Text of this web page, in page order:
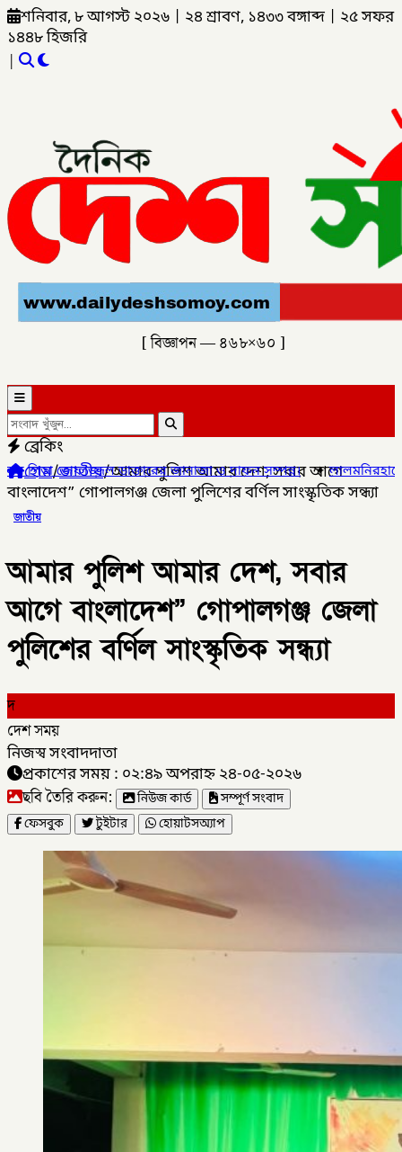
শনিবার, ৮ আগস্ট ২০২৬ ২৪ শ্রাবণ, ১৪৩৩ বঙ্গাব্দ
২৫ সফর
১৪৪৮ হিজরি
|
[ বিজ্ঞাপন — ৪৬৮×৬০ ]
ব্রেকিং
জানাজা ও দাফন সম্পন্ন।✦লালমনিরহাটের ৫ উপজেলার
হোম/জাতীয়/আমার পুলিশ আমার দেশ, সবার আগে
বাংলাদেশ” গোপালগঞ্জ জেলা পুলিশের বর্ণিল সাংস্কৃতিক সন্ধ্যা
জাতীয়
আমার পুলিশ আমার দেশ, সবার
আগে বাংলাদেশ” গোপালগঞ্জ জেলা
পুলিশের বর্ণিল সাংস্কৃতিক সন্ধ্যা
দ
দেশ সময়
নিজস্ব সংবাদদাতা
প্রকাশের সময় : ০২:৪৯ অপরাহ্ন ২৪-০৫-২০২৬
ছবি তৈরি করুন: নিউজ কার্ড
সম্পূর্ণ সংবাদ
ফেসবুক
টুইটার হোয়াটসঅ্যাপ